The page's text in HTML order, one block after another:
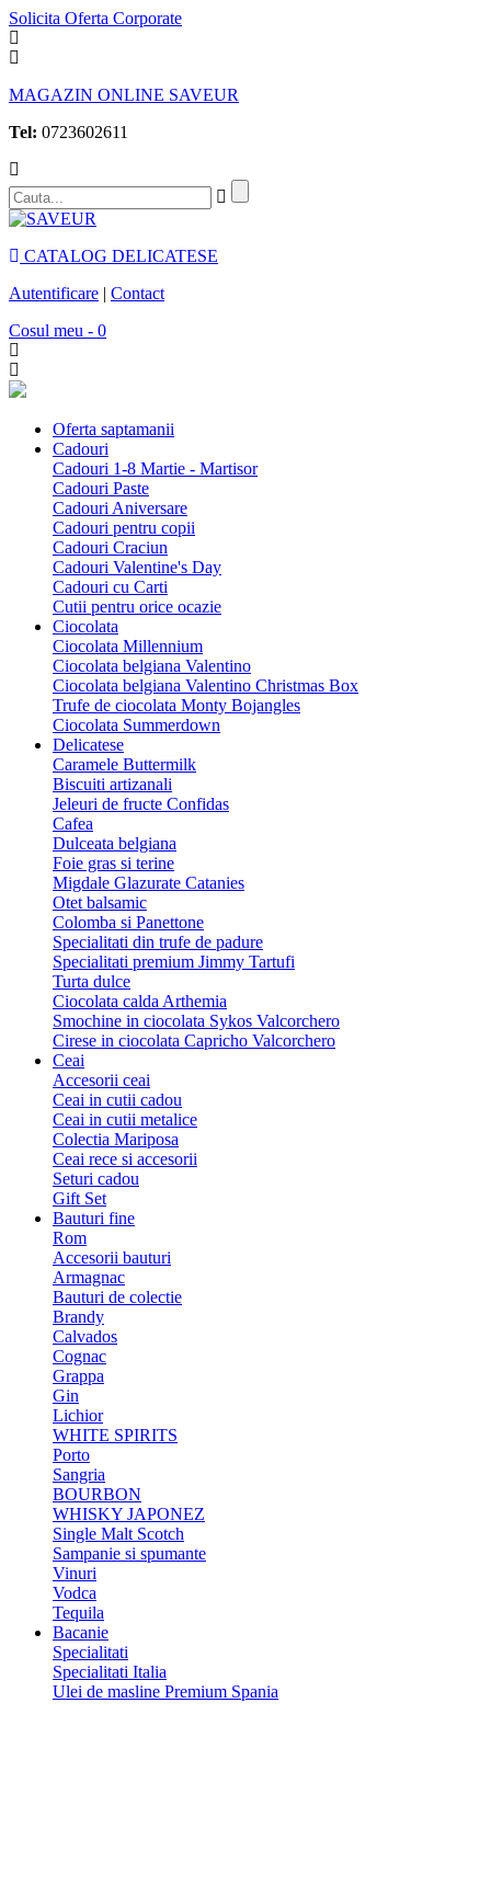
Solicita Oferta Corporate
MAGAZIN ONLINE SAVEUR
Tel: 0723602611
CATALOG DELICATESE
Autentificare | Contact
Cosul meu - 0
Oferta saptamanii
Cadouri
Cadouri 1-8 Martie - Martisor
Cadouri Paste
Cadouri Aniversare
Cadouri pentru copii
Cadouri Craciun
Cadouri Valentine's Day
Cadouri cu Carti
Cutii pentru orice ocazie
Ciocolata
Ciocolata Millennium
Ciocolata belgiana Valentino
Ciocolata belgiana Valentino Christmas Box
Trufe de ciocolata Monty Bojangles
Ciocolata Summerdown
Delicatese
Caramele Buttermilk
Biscuiti artizanali
Jeleuri de fructe Confidas
Cafea
Dulceata belgiana
Foie gras si terine
Migdale Glazurate Catanies
Otet balsamic
Colomba si Panettone
Specialitati din trufe de padure
Specialitati premium Jimmy Tartufi
Turta dulce
Ciocolata calda Arthemia
Smochine in ciocolata Sykos Valcorchero
Cirese in ciocolata Capricho Valcorchero
Ceai
Accesorii ceai
Ceai in cutii cadou
Ceai in cutii metalice
Colectia Mariposa
Ceai rece si accesorii
Seturi cadou
Gift Set
Bauturi fine
Rom
Accesorii bauturi
Armagnac
Bauturi de colectie
Brandy
Calvados
Cognac
Grappa
Gin
Lichior
WHITE SPIRITS
Porto
Sangria
BOURBON
WHISKY JAPONEZ
Single Malt Scotch
Sampanie si spumante
Vinuri
Vodca
Tequila
Bacanie
Specialitati
Specialitati Italia
Ulei de masline Premium Spania